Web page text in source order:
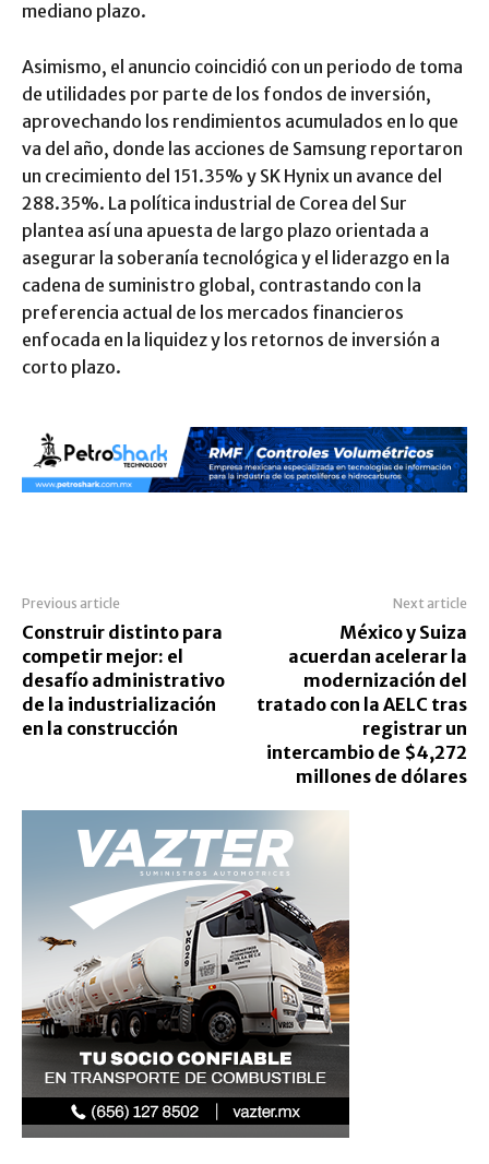
mediano plazo.
Asimismo, el anuncio coincidió con un periodo de toma
de utilidades por parte de los fondos de inversión,
aprovechando los rendimientos acumulados en lo que
va del año, donde las acciones de Samsung reportaron
un crecimiento del 151.35% y SK Hynix un avance del
288.35%. La política industrial de Corea del Sur
plantea así una apuesta de largo plazo orientada a
asegurar la soberanía tecnológica y el liderazgo en la
cadena de suministro global, contrastando con la
preferencia actual de los mercados financieros
enfocada en la liquidez y los retornos de inversión a
corto plazo.
Previous article
Construir distinto para
competir mejor: el
desafío administrativo
de la industrialización
en la construcción
Next article
México y Suiza
acuerdan acelerar la
modernización del
tratado con la AELC tras
registrar un
intercambio de $4,272
millones de dólares